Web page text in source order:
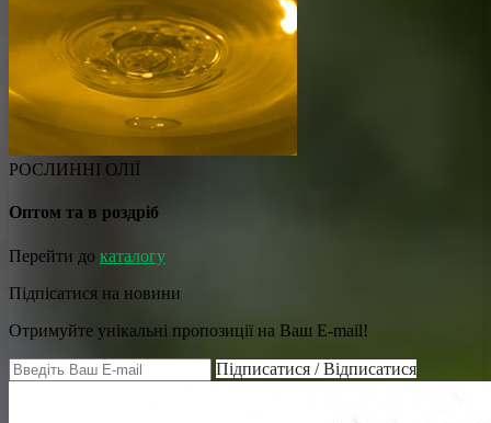
РОСЛИННІ ОЛІЇ
Оптом та в роздріб
Перейти до каталогу
Підпісатися на новини
Отримуйте унікальні пропозиції на Ваш E-mail!
Підписатися / Відписатися